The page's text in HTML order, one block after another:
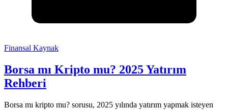
Finansal Kaynak
Borsa mı Kripto mu? 2025 Yatırım
Rehberi
Borsa mı kripto mu? sorusu, 2025 yılında yatırım yapmak isteyen